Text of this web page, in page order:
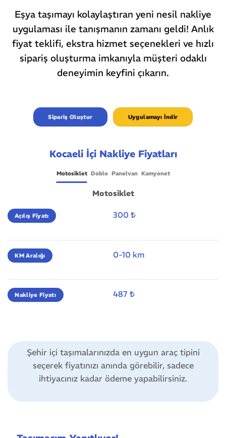
Eşya taşımayı kolaylaştıran yeni nesil nakliye
uygulaması ile tanışmanın zamanı geldi! Anlık
fiyat teklifi, ekstra hizmet seçenekleri ve hızlı
sipariş oluşturma imkanıyla müşteri odaklı
deneyimin keyfini çıkarın.
Sipariş Oluştur Uygulamayı İndir
Kocaeli İçi Nakliye Fiyatları
Motosiklet Doblo Panelvan Kamyonet
Motosiklet
Açılış Fiyatı 300 ₺
KM Aralığı 0-10 km
Nakliye Fiyatı 487 ₺
Şehir içi taşımalarınızda en uygun araç tipini
seçerek fiyatınızı anında görebilir, sadece
ihtiyacınız kadar ödeme yapabilirsiniz.